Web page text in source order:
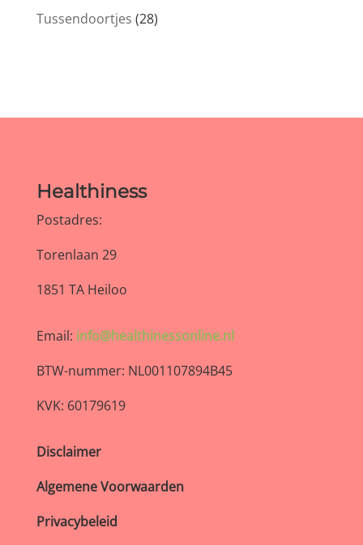
Tussendoortjes (28)
Healthiness
Postadres:
Torenlaan 29
1851 TA Heiloo
Email: info@healthinessonline.nl
BTW-nummer: NL001107894B45
KVK: 60179619
Disclaimer
Algemene Voorwaarden
Privacybeleid